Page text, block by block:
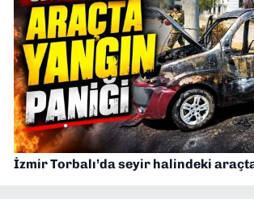
İzmir Torbalı’da seyir halindeki